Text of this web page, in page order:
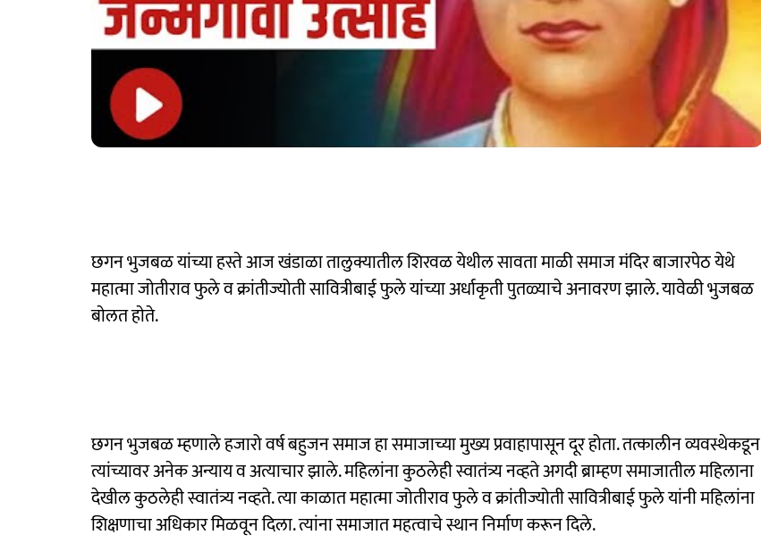
छगन भुजबळ यांच्या हस्ते आज खंडाळा तालुक्यातील शिरवळ येथील सावता माळी समाज मंदिर बाजारपेठ येथे
महात्मा जोतीराव फुले व क्रांतीज्योती सावित्रीबाई फुले यांच्या अर्धाकृती पुतळ्याचे अनावरण झाले. यावेळी भुजबळ
बाेलत हाेते.
छगन भुजबळ म्हणाले हजारो वर्ष बहुजन समाज हा समाजाच्या मुख्य प्रवाहापासून दूर होता. तत्कालीन व्यवस्थेकडून
त्यांच्यावर अनेक अन्याय व अत्याचार झाले. महिलांना कुठलेही स्वातंत्र्य नव्हते अगदी ब्राम्हण समाजातील महिलाना
देखील कुठलेही स्वातंत्र्य नव्हते. त्या काळात महात्मा जोतीराव फुले व क्रांतीज्योती सावित्रीबाई फुले यांनी महिलांना
शिक्षणाचा अधिकार मिळवून दिला. त्यांना समाजात महत्वाचे स्थान निर्माण करून दिले.